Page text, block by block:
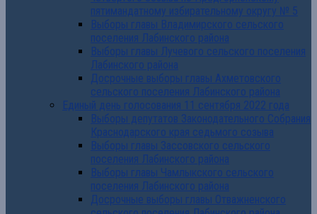
пятимандатному избирательному округу № 5
Выборы главы Владимирского сельского
поселения Лабинского района
Выборы главы Лучевого сельского поселения
Лабинского района
Досрочные выборы главы Ахметовского
сельского поселения Лабинского района
Единый день голосования 11 сентября 2022 года
Выборы депутатов Законодательного Собрания
Краснодарского края седьмого созыва
Выборы главы Зассовского сельского
поселения Лабинского района
Выборы главы Чамлыкского сельского
поселения Лабинского района
Досрочные выборы главы Отважненского